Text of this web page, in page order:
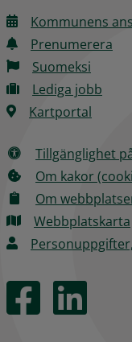
Kommunens
Prenumerera
Suomeksi
Lediga jobb
Kartportal
Tillgänglighet
Om kakor
Om
Webbplatskarta